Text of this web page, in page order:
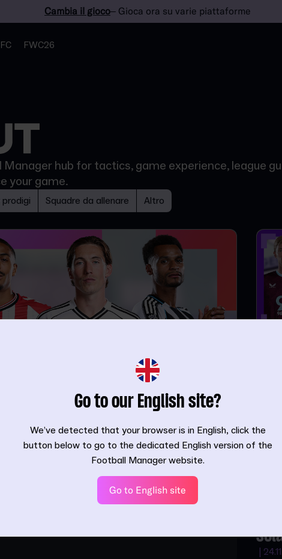
Cambia il gioco– Gioca ora su varie piattaforme
FWC26
hub for tactics, game experience, league
your game.
prodigi Squadre da allenare Altro
l'attacco in
|
Go to our English site?
We’ve detected that your browser is in English, click the
button below to go to the dedicated English version of the
Football Manager website.
Go to English site